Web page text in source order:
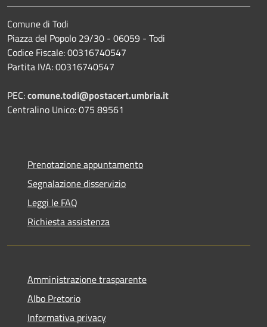
Comune di Todi
Piazza del Popolo 29/30 - 06059 - Todi
Codice Fiscale: 00316740547
Partita IVA: 00316740547
PEC:comune.todi@postacert.umbria.it
Centralino Unico: 075 89561
Prenotazione appuntamento
Segnalazione disservizio
Leggi le FAQ
Richiesta assistenza
Amministrazione trasparente
Albo Pretorio
Informativa privacy